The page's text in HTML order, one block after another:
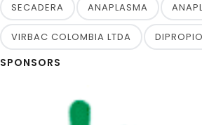
SECADERA ANAPLASMA
VIRBAC COLOMBIA LTDA
SPONSORS